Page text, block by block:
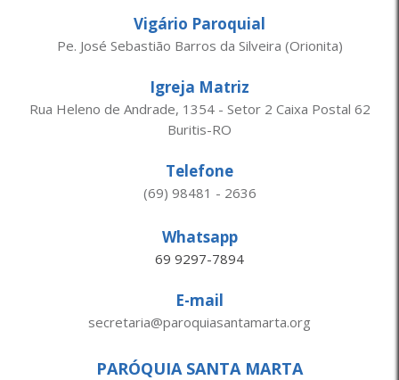
Vigário Paroquial
Pe. José Sebastião Barros da Silveira (Orionita)
Igreja Matriz
Rua Heleno de Andrade, 1354 - Setor 2 Caixa Postal 62
Buritis-RO
Telefone
(69) 98481 - 2636
Whatsapp
69 9297-7894
E-mail
secretaria@paroquiasantamarta.org
PARÓQUIA SANTA MARTA